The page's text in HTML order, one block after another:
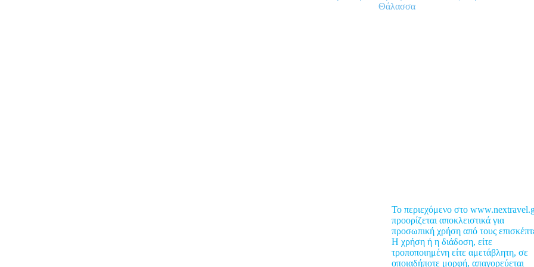
Θάλασσα
Το περιεχόμενο στο
προορίζεται αποκλειστικά για
προσωπική χρήση από τους
Η χρήση ή η διάδοση, είτε
τροποποιημένη είτε αμετάβλητη, σε
οποιαδήποτε μορφή, απαγορεύεται